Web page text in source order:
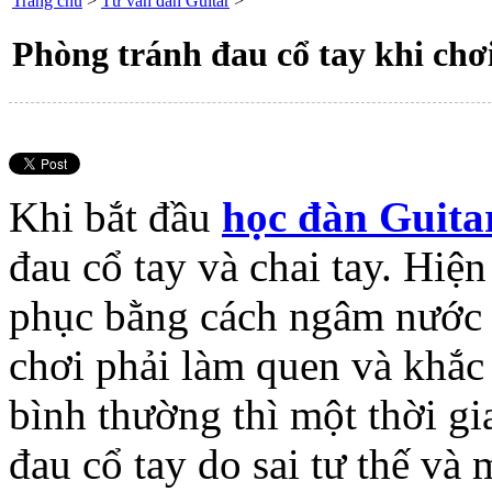
Khi bắt đầuhọc đàn
đau cổ tay và chai tay.
phục bằng cách ngâm
chơi phải làm quen và
bình thường thì một thời
đau cổ tay do sai tư thế và
người chơi Guitar cần
cổ tay.
Sau đây là một số nguyên